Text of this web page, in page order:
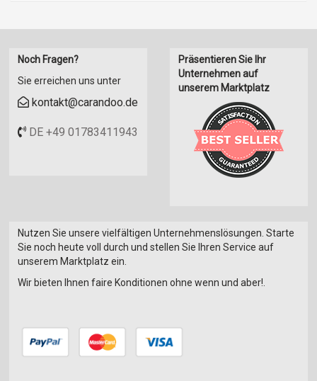
Obstbau
Pflanzenschutz
Pflüge
Presse
Reinigungsgeäte
Silo
Sonstige Ernemaschine
Stall-/Lüftungsanlage
Teile/ Zubehör
Trocknung
290 PS / 214 kW
310 PS / 228 kW
320 PS / 236 kW
340 PS / 250 kW
360 PS / 265 kW
420 PS / 309 kW
430 PS / 317 kW
440 PS / 324 kW
470 PS / 346 kW
480 PS / 353 kW
Noch Fragen?
Sie erreichen uns unter
kontakt@carandoo.de
DE +49 01783411943
Präsentieren Sie Ihr
Unternehmen auf
unserem Marktplatz
Nutzen Sie unsere vielfältigen Unternehmenslösungen. Starte
Sie noch heute voll durch und stellen Sie Ihren Service auf
unserem Marktplatz ein.
Wir bieten Ihnen faire Konditionen ohne wenn und aber!.